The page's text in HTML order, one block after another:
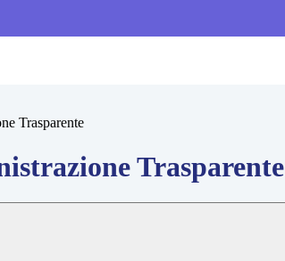
Trasparente
Trasparente